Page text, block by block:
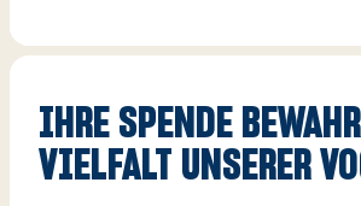
IHRE SPENDE
VIELFALT UNSERER